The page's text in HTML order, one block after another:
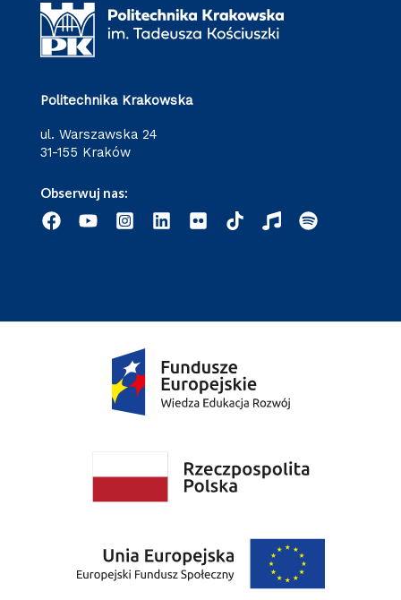
Politechnika Krakowska
ul. Warszawska 24
31-155 Kraków
Obserwuj nas: